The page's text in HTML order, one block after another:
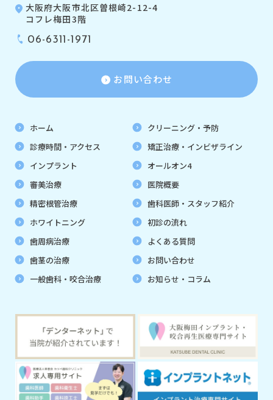
大阪府大阪市北区曽根崎2-12-4
コフレ梅田3階
06-6311-1971
お問い合わせ
ホーム
診療時間・アクセス
インプラント
審美治療
精密根管治療
ホワイトニング
歯周病治療
歯茎の治療
一般歯科・咬合治療
クリーニング・予防
矯正治療・インビザライン
オールオン4
医院概要
歯科医師・スタッフ紹介
初診の流れ
よくある質問
お問い合わせ
お知らせ・コラム